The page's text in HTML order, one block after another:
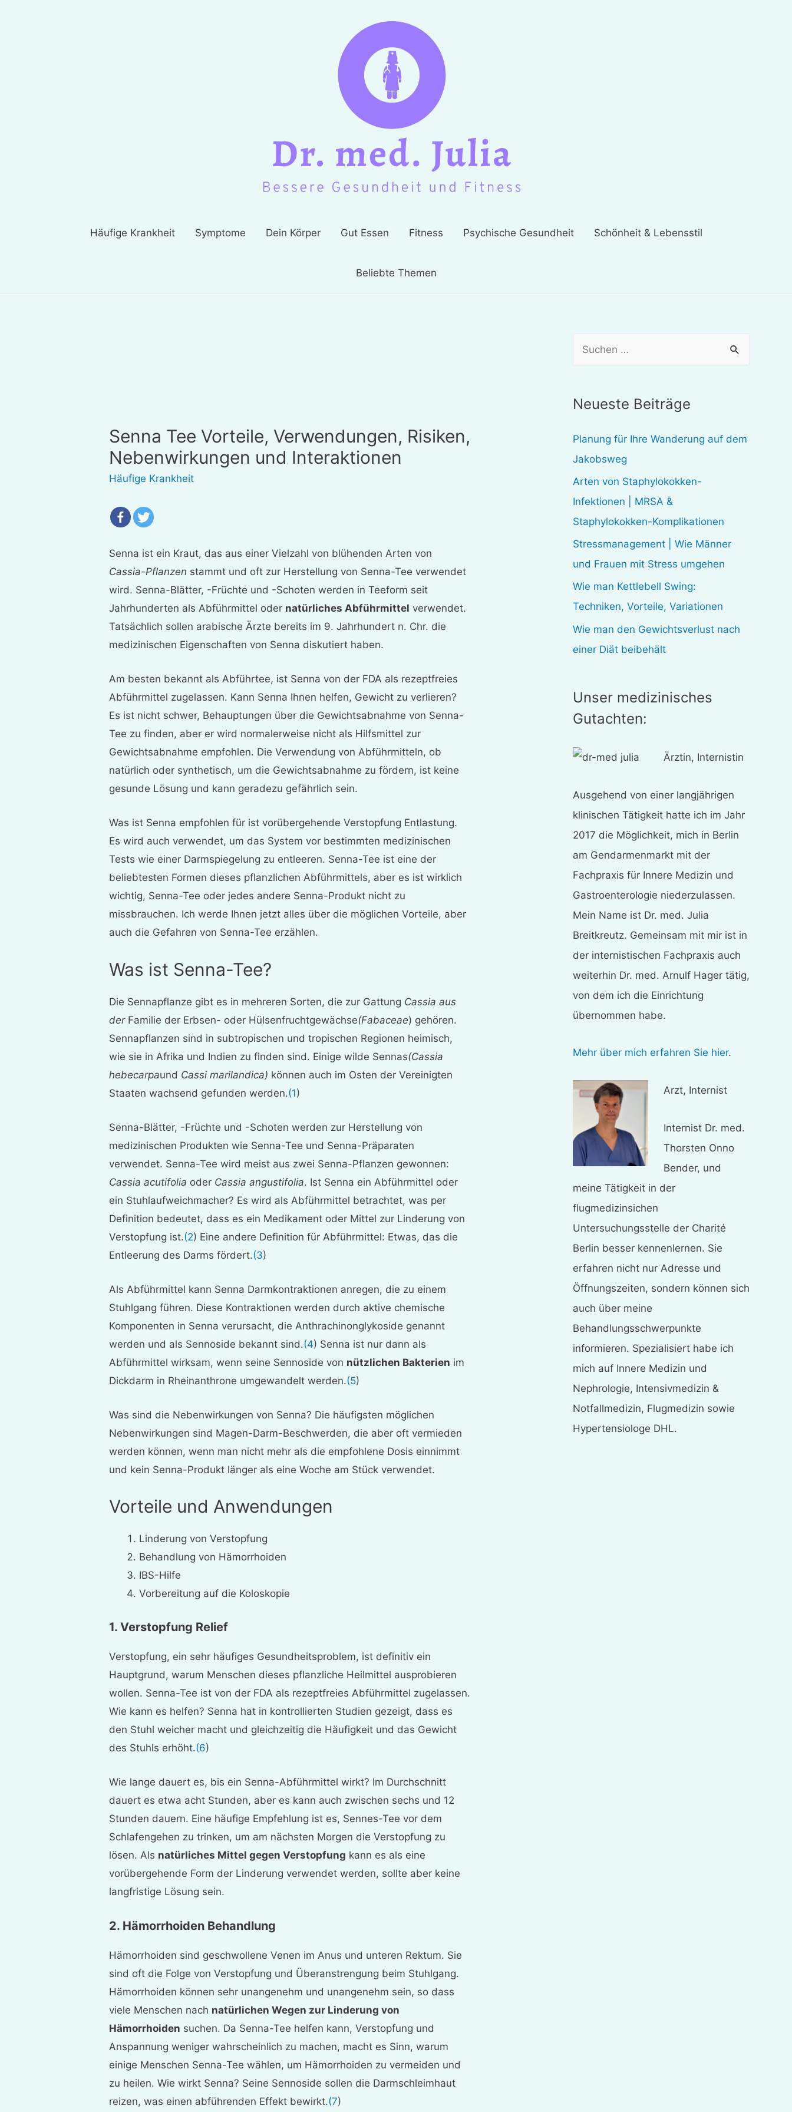
Häufige Krankheit Symptome Dein Körper Gut Essen Fitness Psychische Gesundheit Schönheit & Lebensstil
Beliebte Themen
Senna Tee Vorteile, Verwendungen, Risiken,
Nebenwirkungen und Interaktionen
Häufige Krankheit
Senna ist ein Kraut, das aus einer Vielzahl von blühenden Arten von
Cassia-Pflanzen stammt und oft zur Herstellung von Senna-Tee verwendet
wird. Senna-Blätter, -Früchte und -Schoten werden in Teeform seit
Jahrhunderten als Abführmittel oder natürliches Abführmittel verwendet.
Tatsächlich sollen arabische Ärzte bereits im 9. Jahrhundert n. Chr. die
medizinischen Eigenschaften von Senna diskutiert haben.
Am besten bekannt als Abführtee, ist Senna von der FDA als rezeptfreies
Abführmittel zugelassen. Kann Senna Ihnen helfen, Gewicht zu verlieren?
Es ist nicht schwer, Behauptungen über die Gewichtsabnahme von Senna-
Tee zu finden, aber er wird normalerweise nicht als Hilfsmittel zur
Gewichtsabnahme empfohlen. Die Verwendung von Abführmitteln, ob
natürlich oder synthetisch, um die Gewichtsabnahme zu fördern, ist keine
gesunde Lösung und kann geradezu gefährlich sein.
Was ist Senna empfohlen für ist vorübergehende Verstopfung Entlastung.
Es wird auch verwendet, um das System vor bestimmten medizinischen
Tests wie einer Darmspiegelung zu entleeren. Senna-Tee ist eine der
beliebtesten Formen dieses pflanzlichen Abführmittels, aber es ist wirklich
wichtig, Senna-Tee oder jedes andere Senna-Produkt nicht zu
missbrauchen. Ich werde Ihnen jetzt alles über die möglichen Vorteile, aber
auch die Gefahren von Senna-Tee erzählen.
Was ist Senna-Tee?
Die Sennapflanze gibt es in mehreren Sorten, die zur Gattung Cassia aus
derFamilie der Erbsen- oder Hülsenfruchtgewächse(Fabaceae) gehören.
Sennapflanzen sind in subtropischen und tropischen Regionen heimisch,
wie sie in Afrika und Indien zu finden sind. Einige wilde Sennas(Cassia
hebecarpaund Cassi marilandica) können auch im Osten der Vereinigten
Staaten wachsend gefunden werden.(1)
Senna-Blätter, -Früchte und -Schoten werden zur Herstellung von
medizinischen Produkten wie Senna-Tee und Senna-Präparaten
verwendet. Senna-Tee wird meist aus zwei Senna-Pflanzen gewonnen:
Cassia acutifolia oder Cassia angustifolia. Ist Senna ein Abführmittel oder
ein Stuhlaufweichmacher? Es wird als Abführmittel betrachtet, was per
Definition bedeutet, dass es ein Medikament oder Mittel zur Linderung von
Verstopfung ist.(2) Eine andere Definition für Abführmittel: Etwas, das die
Entleerung des Darms fördert.(3)
Als Abführmittel kann Senna Darmkontraktionen anregen, die zu einem
Stuhlgang führen. Diese Kontraktionen werden durch aktive chemische
Komponenten in Senna verursacht, die Anthrachinonglykoside genannt
werden und als Sennoside bekannt sind.(4) Senna ist nur dann als
Abführmittel wirksam, wenn seine Sennoside von nützlichen Bakterien im
Dickdarm in Rheinanthrone umgewandelt werden.(5)
Was sind die Nebenwirkungen von Senna? Die häufigsten möglichen
Nebenwirkungen sind Magen-Darm-Beschwerden, die aber oft vermieden
werden können, wenn man nicht mehr als die empfohlene Dosis einnimmt
und kein Senna-Produkt länger als eine Woche am Stück verwendet.
Vorteile und Anwendungen
Linderung von Verstopfung
Behandlung von Hämorrhoiden
IBS-Hilfe
Vorbereitung auf die Koloskopie
1. Verstopfung Relief
Verstopfung, ein sehr häufiges Gesundheitsproblem, ist definitiv ein
Hauptgrund, warum Menschen dieses pflanzliche Heilmittel ausprobieren
wollen. Senna-Tee ist von der FDA als rezeptfreies Abführmittel zugelassen.
Wie kann es helfen? Senna hat in kontrollierten Studien gezeigt, dass es
den Stuhl weicher macht und gleichzeitig die Häufigkeit und das Gewicht
des Stuhls erhöht.(6)
Wie lange dauert es, bis ein Senna-Abführmittel wirkt? Im Durchschnitt
dauert es etwa acht Stunden, aber es kann auch zwischen sechs und 12
Stunden dauern. Eine häufige Empfehlung ist es, Sennes-Tee vor dem
Schlafengehen zu trinken, um am nächsten Morgen die Verstopfung zu
lösen. Als natürliches Mittel gegen Verstopfung kann es als eine
vorübergehende Form der Linderung verwendet werden, sollte aber keine
langfristige Lösung sein.
2. Hämorrhoiden Behandlung
Hämorrhoiden sind geschwollene Venen im Anus und unteren Rektum. Sie
sind oft die Folge von Verstopfung und Überanstrengung beim Stuhlgang.
Hämorrhoiden können sehr unangenehm und unangenehm sein, so dass
viele Menschen nach natürlichen Wegen zur Linderung von
Hämorrhoiden suchen. Da Senna-Tee helfen kann, Verstopfung und
Anspannung weniger wahrscheinlich zu machen, macht es Sinn, warum
einige Menschen Senna-Tee wählen, um Hämorrhoiden zu vermeiden und
zu heilen. Wie wirkt Senna? Seine Sennoside sollen die Darmschleimhaut
reizen, was einen abführenden Effekt bewirkt.(7)
h
n
n
a
c
h
:
Neueste Beiträge
Planung für Ihre Wanderung auf dem
Jakobsweg
Arten von Staphylokokken-
Infektionen | MRSA &
Staphylokokken-Komplikationen
Stressmanagement | Wie Männer
und Frauen mit Stress umgehen
Wie man Kettlebell Swing:
Techniken, Vorteile, Variationen
Wie man den Gewichtsverlust nach
einer Diät beibehält
Unser medizinisches
Gutachten:
Ärztin, Internistin
Ausgehend von einer langjährigen
klinischen Tätigkeit hatte ich im Jahr
2017 die Möglichkeit, mich in Berlin
am Gendarmenmarkt mit der
Fachpraxis für Innere Medizin und
Gastroenterologie niederzulassen.
Mein Name ist Dr. med. Julia
Breitkreutz. Gemeinsam mit mir ist in
der internistischen Fachpraxis auch
weiterhin Dr. med. Arnulf Hager tätig,
von dem ich die Einrichtung
übernommen habe.
Mehr über mich erfahren Sie hier.
Arzt, Internist
Internist Dr. med.
Thorsten Onno
Bender, und
meine Tätigkeit in der
flugmedizinsichen
Untersuchungsstelle der Charité
Berlin besser kennenlernen. Sie
erfahren nicht nur Adresse und
Öffnungszeiten, sondern können sich
auch über meine
Behandlungsschwerpunkte
informieren. Spezialisiert habe ich
mich auf Innere Medizin und
Nephrologie, Intensivmedizin &
Notfallmedizin, Flugmedizin sowie
Hypertensiologe DHL.